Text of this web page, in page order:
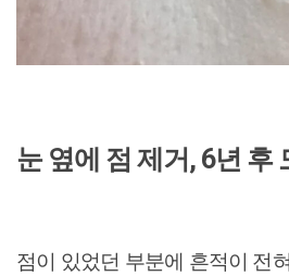
눈 옆에 점 제거, 6년 후
점이 있었던 부분에 흔적이 전